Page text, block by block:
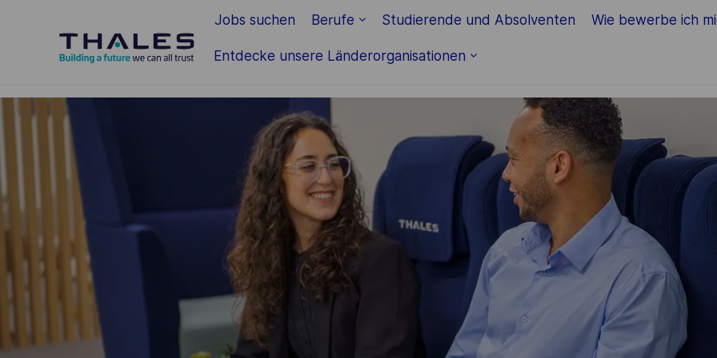
Jobs suchen Berufe Studierende und Absolventen Wie bewerbe ich
Entdecke unsere Länderorganisationen
-